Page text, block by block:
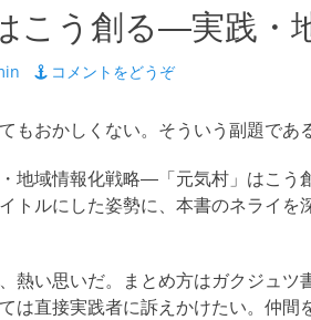
こう創る―実践・
コメントをどうぞ
もおかしくない。そういう副題である
地域情報化戦略―「元気村」はこう
トルにした姿勢に、本書のネライを
熱い思いだ。まとめ方はガクジュツ
は直接実践者に訴えかけたい。仲